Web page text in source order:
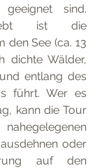
geeignet sind.
ist die
den See (ca. 13
dichte Wälder,
entlang des
führt. Wer es
kann die Tour
oder
auf den